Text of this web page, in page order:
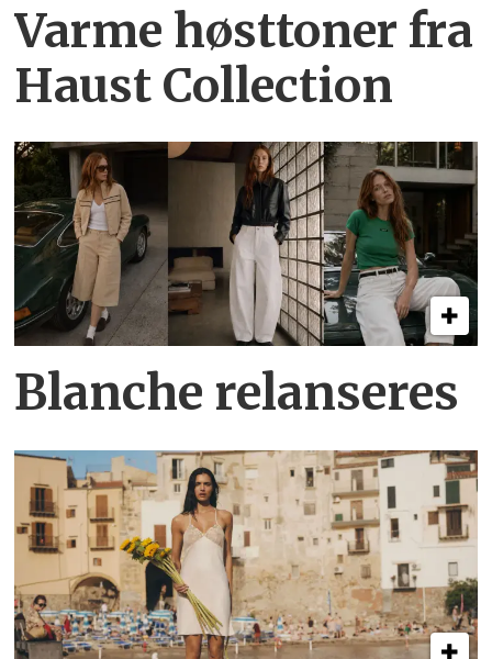
Varme høsttoner fra
Haust Collection
Blanche relanseres